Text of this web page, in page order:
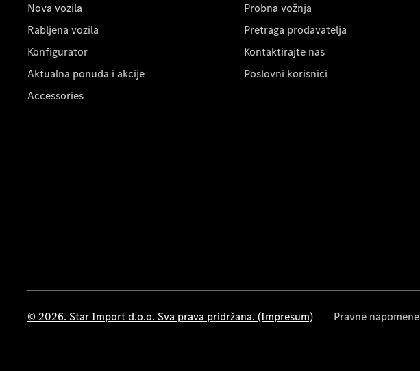
Nova vozila
Rabljena vozila
Konfigurator
Aktualna ponuda i akcije
Accessories
Probna vožnja
Pretraga prodavatelja
Kontaktirajte nas
Poslovni korisnici
© 2026. Star Import d.o.o. Sva prava pridržana. (Impresum) Pravne napomene